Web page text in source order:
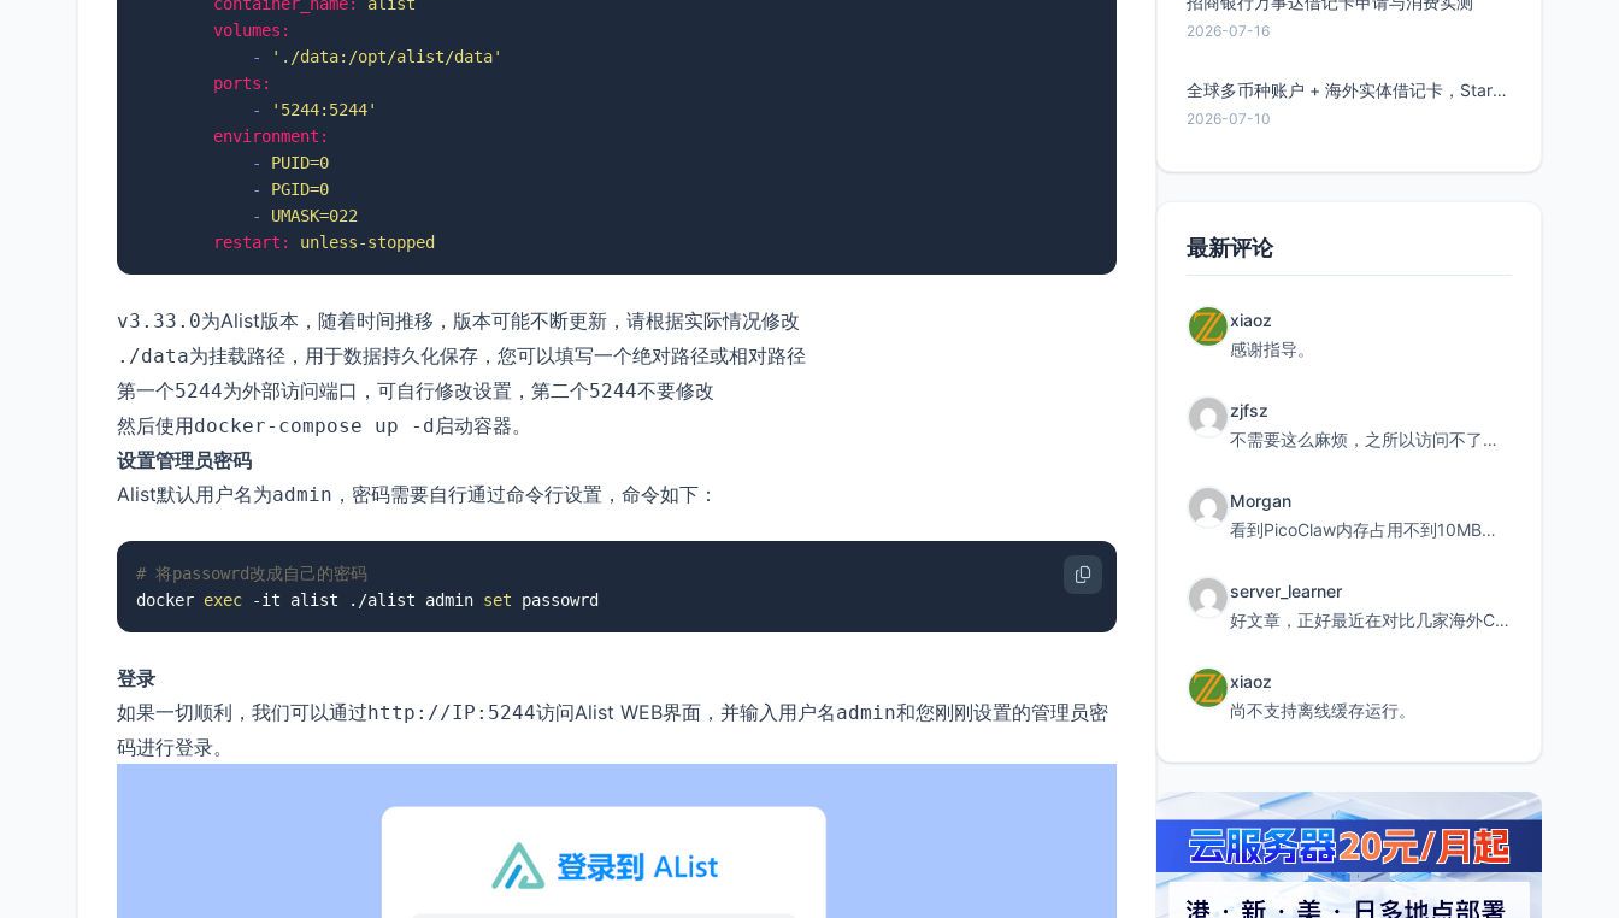
volumes:
-
'./data:/opt/alist/data'
ports:
-
'5244:5244'
environment:
-
PUID=0
-
PGID=0
-
UMASK=022
restart:
unless-stopped
v3.33.0为Alist版本，随着时间推移，版本可能不断更新，请根据实际情况修改
./data为挂载路径，用于数据持久化保存，您可以填写一个绝对路径或相对路径
第一个5244为外部访问端口，可自行修改设置，第二个5244不要修改
然后使用docker-compose up -d 启动容器。
设置管理员密码
Alist默认用户名为admin ，密码需要自行通过命令行设置，命令如下：
# 将passowrd改成自己的密码
docker exec -it alist ./alist admin set passowrd
登录
如果一切顺利，我们可以通过http://IP:5244访问Alist WEB界面，并输入用户名admin和您刚刚设置的管理员密
码进行登录。
2026-07-16
全球多币种账户 + 海外实体借记卡，Starryblu开户教程与注意事项
2026-07-10
最新评论
xiaoz
感谢指导。
zjfsz
不需要这么麻烦，之所以访问不了，是由于非对称路由的问题，在爱快主路由添加一条静态路由192.168.
Morgan
看到PicoClaw内存占用不到10MB这个数据真的很惊喜，确实很适合我这种想用旧设备折腾AI的小白
server_learner
好文章，正好最近在对比几家海外CDN。文中提到CF免费版不支持自定义回源端口和HOST这个痛点太真实
xiaoz
尚不支持离线缓存运行。